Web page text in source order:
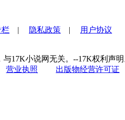
栏 | 隐私政策 | 用户协议
17K小说网无关。--17K权利声明
营业执照
出版物经营许可证